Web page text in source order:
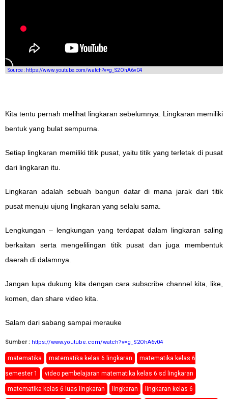
Source : https://www.youtube.com/watch?v=g_S2OhA6v04
Kita tentu pernah melihat lingkaran sebelumnya. Lingkaran memiliki
bentuk yang bulat sempurna.
Setiap lingkaran memiliki titik pusat, yaitu titik yang terletak di pusat
dari lingkaran itu.
Lingkaran adalah sebuah bangun datar di mana jarak dari titik
pusat menuju ujung lingkaran yang selalu sama.
Lengkungan – lengkungan yang terdapat dalam lingkaran saling
berkaitan serta mengelilingan titik pusat dan juga membentuk
daerah di dalamnya.
Jangan lupa dukung kita dengan cara subscribe channel kita, like,
komen, dan share video kita.
Salam dari sabang sampai merauke
Sumber : https://www.youtube.com/watch?v=g_S2OhA6v04
matematika matematika kelas 6 lingkaran matematika kelas 6
semester 1 video pembelajaran matematika kelas 6 sd lingkaran
matematika kelas 6 luas lingkaran lingkaran lingkaran kelas 6